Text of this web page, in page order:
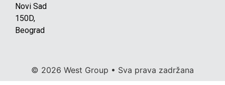
Novi Sad
150D,
Beograd
© 2026 West Group • Sva prava zadržana